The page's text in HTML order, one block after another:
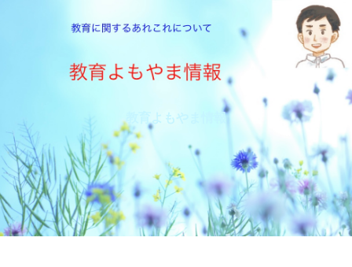
教育よもやま情報